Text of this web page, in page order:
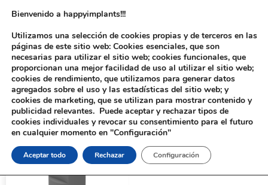
Inicio/ Productos etiquetados “311122”
Bienvenido a happyimplants!!!
Utilizamos una selección de cookies propias y de terceros en las
páginas de este sitio web: Cookies esenciales, que son
necesarias para utilizar el sitio web; cookies funcionales, que
proporcionan una mejor facilidad de uso al utilizar el sitio web;
cookies de rendimiento, que utilizamos para generar datos
agregados sobre el uso y las estadísticas del sitio web; y
cookies de marketing, que se utilizan para mostrar contenido y
publicidad relevantes. Puede aceptar y rechazar tipos de
cookies individuales y revocar su consentimiento para el futuro
en cualquier momento en "Configuración"
Aceptar todo Rechazar Configuración